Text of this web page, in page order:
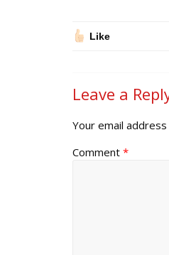
Like
Leave a
Your email
Comment *